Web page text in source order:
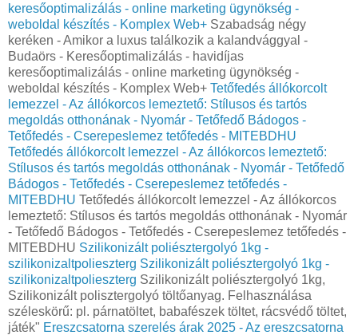
keresőoptimalizálás - online marketing ügynökség -
weboldal készítés - Komplex Web+ Szabadság négy
keréken - Amikor a luxus találkozik a kalandvággyal -
Budaörs - Keresőoptimalizálás - havidíjas
keresőoptimalizálás - online marketing ügynökség -
weboldal készítés - Komplex Web+ Tetőfedés állókorcolt
lemezzel - Az állókorcos lemeztető: Stílusos és tartós
megoldás otthonának - Nyomár - Tetőfedő Bádogos -
Tetőfedés - Cserepeslemez tetőfedés - MITEBDHU
Tetőfedés állókorcolt lemezzel - Az állókorcos lemeztető:
Stílusos és tartós megoldás otthonának - Nyomár - Tetőfedő
Bádogos - Tetőfedés - Cserepeslemez tetőfedés -
MITEBDHU Tetőfedés állókorcolt lemezzel - Az állókorcos
lemeztető: Stílusos és tartós megoldás otthonának - Nyomár
- Tetőfedő Bádogos - Tetőfedés - Cserepeslemez tetőfedés -
MITEBDHU Szilikonizált poliésztergolyó 1kg -
szilikonizaltpolieszterg Szilikonizált poliésztergolyó 1kg -
szilikonizaltpolieszterg Szilikonizált poliésztergolyó 1kg,
Szilikonizált polisztergolyó töltőanyag. Felhasználása
széleskörű: pl. párnatöltet, babafészek töltet, rácsvédő töltet,
játék" Ereszcsatorna szerelés árak 2025 - Az ereszcsatorna